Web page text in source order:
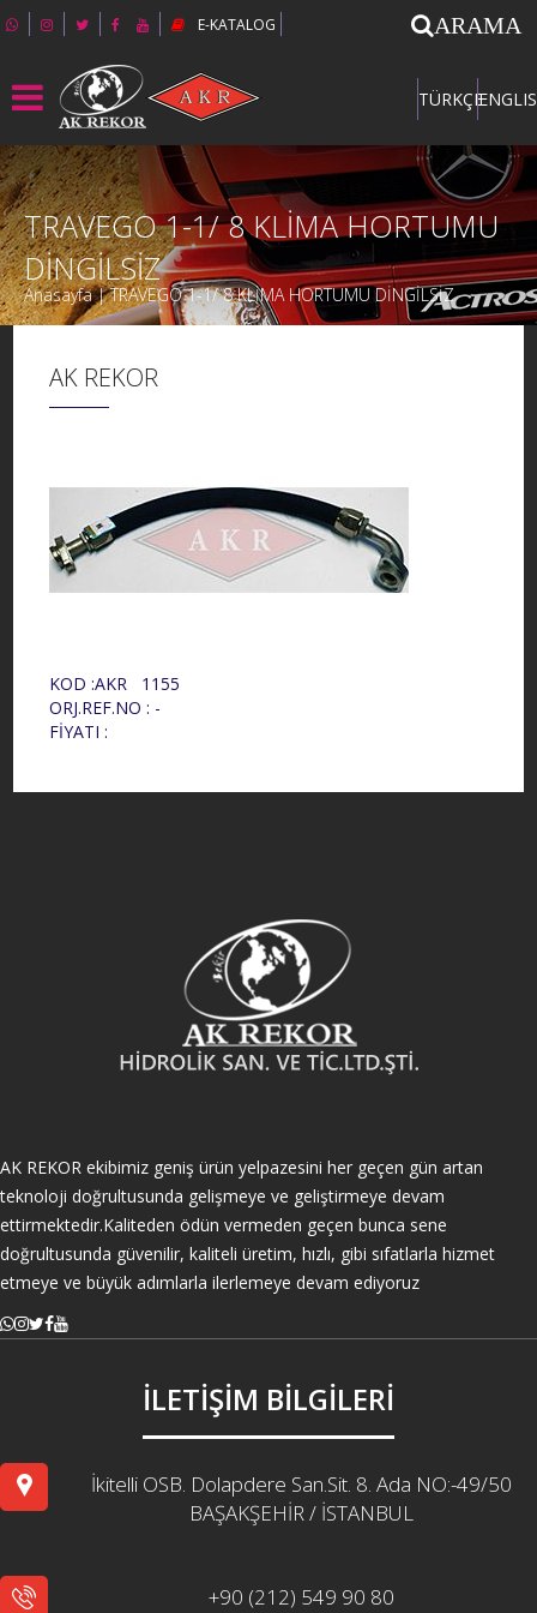
E-KATALOG ARAMA
TÜRKÇE
TRAVEGO 1-1/ 8 KLİMA HORTUMU
DİNGİLSİZ
Anasayfa | TRAVEGO 1-1/ 8 KLİMA HORTUMU DİNGİLSİZ
AK REKOR
KOD :AKR 1155
ORJ.REF.NO : -
FİYATI :
AK REKOR ekibimiz geniş ürün yelpazesini her geçen gün artan
teknoloji doğrultusunda gelişmeye ve geliştirmeye devam
ettirmektedir.Kaliteden ödün vermeden geçen bunca sene
doğrultusunda güvenilir, kaliteli üretim, hızlı, gibi sıfatlarla hizmet
etmeye ve büyük adımlarla ilerlemeye devam ediyoruz
İLETİŞİM BİLGİLERİ
İkitelli OSB. Dolapdere San.Sit. 8. Ada NO:-49/50
BAŞAKŞEHİR / İSTANBUL
+90 (212) 549 90 80